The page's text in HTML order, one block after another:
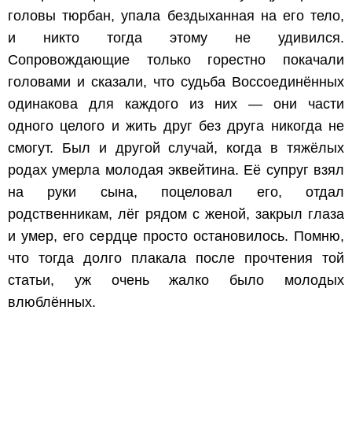
головы тюрбан, упала бездыханная на его тело,
и никто тогда этому не удивился.
Сопровождающие только горестно покачали
головами и сказали, что судьба Воссоединённых
одинакова для каждого из них — они части
одного целого и жить друг без друга никогда не
смогут. Был и другой случай, когда в тяжёлых
родах умерла молодая эквейтина. Её супруг взял
на руки сына, поцеловал его, отдал
родственникам, лёг рядом с женой, закрыл глаза
и умер, его сердце просто остановилось. Помню,
что тогда долго плакала после прочтения той
статьи, уж очень жалко было молодых
влюблённых.